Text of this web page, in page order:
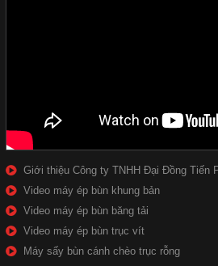
Giới thiệu Công ty TNHH Đại Đồng Tiến
Video máy ép bùn khung bản
Video máy ép bùn băng tải
Video máy ép bùn trục vít
Máy sấy bùn cánh chèo trục rỗng